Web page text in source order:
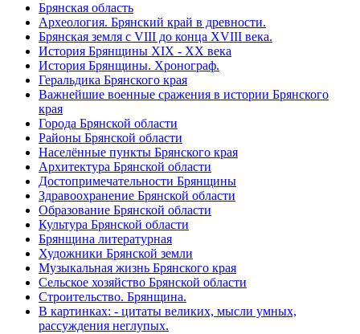
Брянская область
Археология. Брянский край в древности.
Брянская земля с VIII до конца XVIII века.
История Брянщины XIX - XX века
История Брянщины. Хронограф.
Геральдика Брянского края
Важнейшие военные сражения в истории Брянского
края
Города Брянской области
Районы Брянской области
Населённые пункты Брянского края
Архитектура Брянской области
Достопримечательности Брянщины
Здравоохранение Брянской области
Образование Брянской области
Культура Брянской области
Брянщина литературная
Художники Брянской земли
Музыкальная жизнь Брянского края
Сельское хозяйство Брянской области
Строительство. Брянщина.
В картинках: - цитаты великих, мысли умных,
рассуждения неглупых.